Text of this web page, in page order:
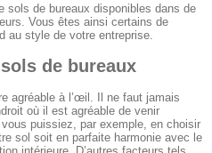
sols de bureaux disponibles dans de
Vous êtes ainsi certains de
au style de votre entreprise.
de bureaux
agréable à l’œil. Il ne faut jamais
où il est agréable de venir
puissiez, par exemple, en choisir
sol soit en parfaite harmonie avec le